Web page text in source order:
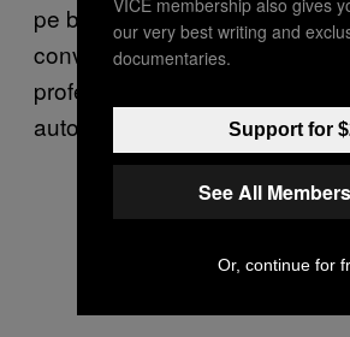
pe baza unui reel. Asta și
convingeri care le-au fost
profesioniști, deci au o
autoritate.”
our very best writing and
documentaries.
Support for
See All
Or, continue for